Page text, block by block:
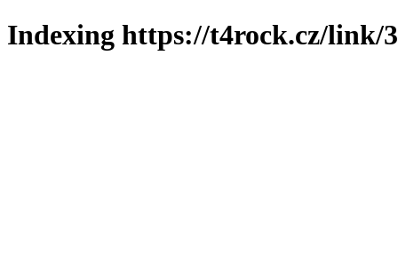
Indexing https://t4rock.cz/link/